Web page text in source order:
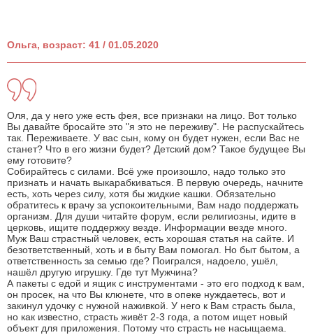
Ольга, возраст: 41 / 01.05.2020
Оля, да у него уже есть фея, все признаки на лицо. Вот только
Вы давайте бросайте это "я это не переживу". Не распускайтесь
так. Переживаете. У вас сын, кому он будет нужен, если Вас не
станет? Что в его жизни будет? Детский дом? Такое будущее Вы
ему готовите?
Собирайтесь с силами. Всё уже произошло, надо только это
признать и начать выкарабкиваться. В первую очередь, начните
есть, хоть через силу, хотя бы жидкие кашки. Обязательно
обратитесь к врачу за успокоительными, Вам надо поддержать
организм. Для души читайте форум, если религиозны, идите в
церковь, ищите поддержку везде. Информации везде много.
Муж Ваш страстный человек, есть хорошая статья на сайте. И
безответственный, хоть и в быту Вам помогал. Но быт бытом, а
ответственность за семью где? Поигрался, надоело, ушёл,
нашёл другую игрушку. Где тут Мужчина?
А пакеты с едой и ящик с инструментами - это его подход к вам,
он просек, на что Вы клюнете, что в опеке нуждаетесь, вот и
закинул удочку с нужной наживкой. У него к Вам страсть была,
но как известно, страсть живёт 2-3 года, а потом ищет новый
объект для приложения. Потому что страсть не насыщаема.